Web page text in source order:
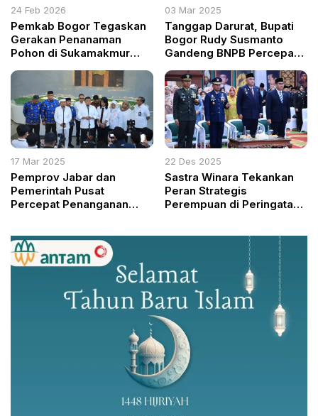
24 Feb 2026
Pemkab Bogor Tegaskan
Gerakan Penanaman
Pohon di Sukamakmur
Berkelanjutan
03 Mar 2025
Tanggap Darurat, Bupati
Bogor Rudy Susmanto
Gandeng BNPB Percepat
17 Mar 2025
Pemprov Jabar dan
Pemerintah Pusat
Percepat Penanganan
22 Des 2025
Sastra Winara Tekankan
Peran Strategis
Perempuan di Peringatan